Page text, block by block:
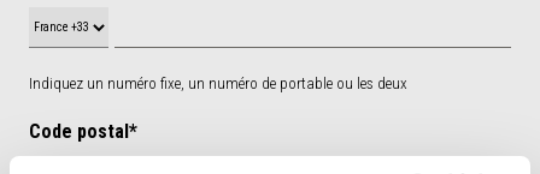
Indiquez un numéro fixe, un numéro de portable ou les deux
Code postal*